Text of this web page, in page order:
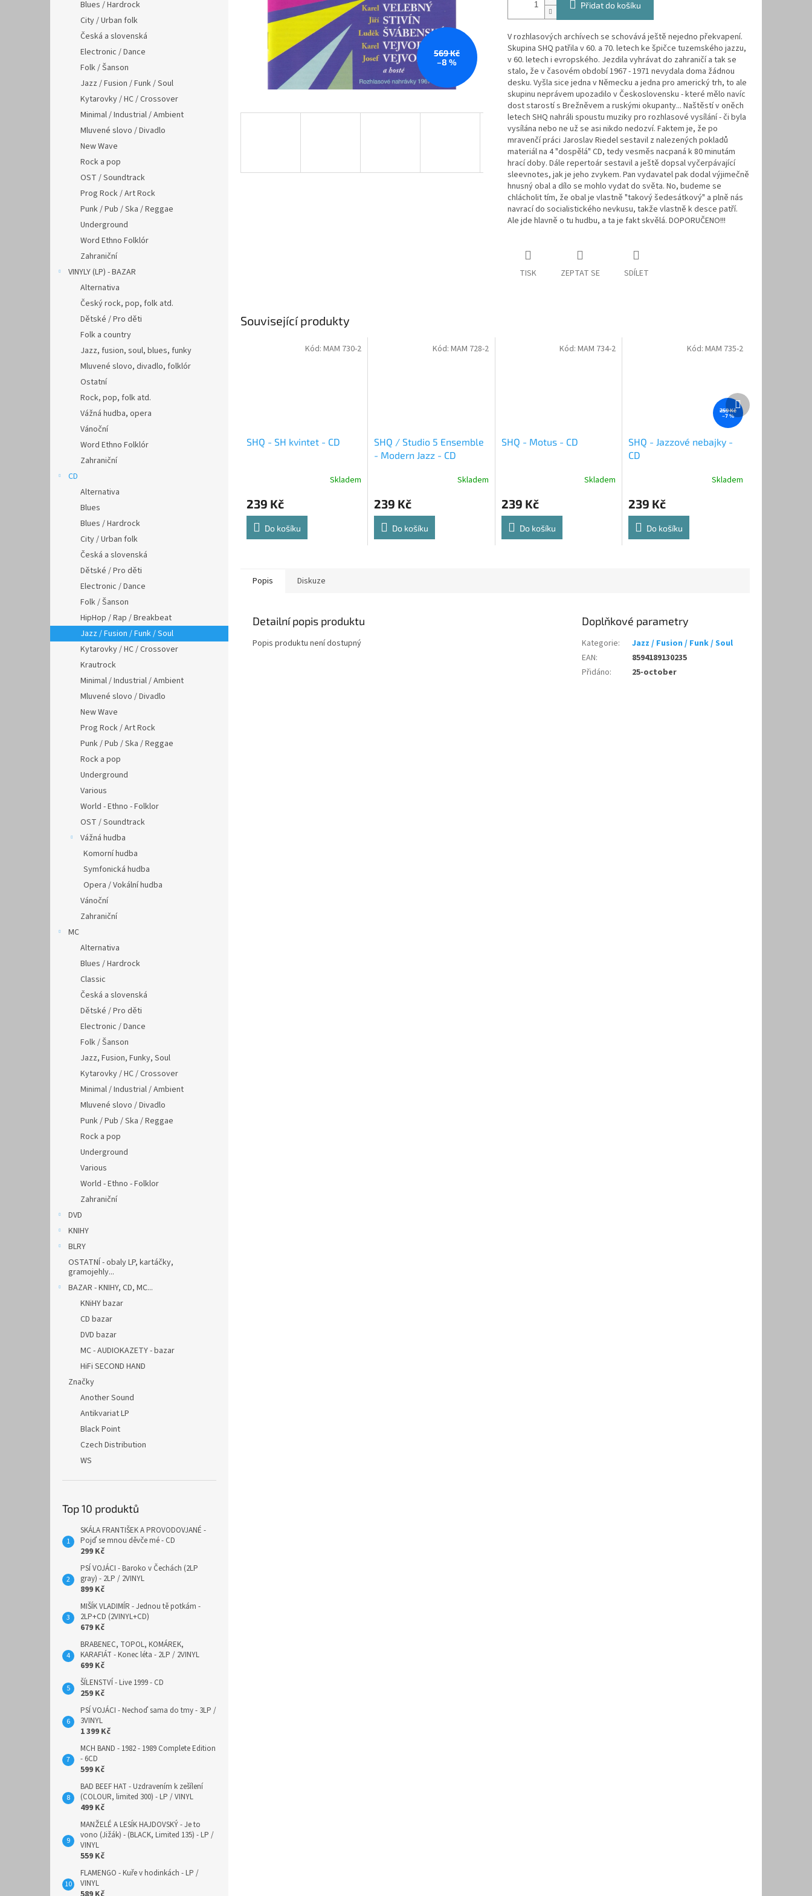
Blues / Hardrock
City / Urban folk
Česká a slovenská
Electronic / Dance
Folk / Šanson
Jazz / Fusion / Funk / Soul
Kytarovky / HC / Crossover
Minimal / Industrial / Ambient
Mluvené slovo / Divadlo
New Wave
Rock a pop
OST / Soundtrack
Prog Rock / Art Rock
Punk / Pub / Ska / Reggae
Underground
Word Ethno Folklór
Zahraniční
VINYLY (LP) - BAZAR
Alternativa
Český rock, pop, folk atd.
Dětské / Pro děti
Folk a country
Jazz, fusion, soul, blues, funky
Mluvené slovo, divadlo, folklór
Ostatní
Rock, pop, folk atd.
Vážná hudba, opera
Vánoční
Word Ethno Folklór
Zahraniční
CD
Alternativa
Blues
Blues / Hardrock
City / Urban folk
Česká a slovenská
Dětské / Pro děti
Electronic / Dance
Folk / Šanson
HipHop / Rap / Breakbeat
Jazz / Fusion / Funk / Soul
Kytarovky / HC / Crossover
Krautrock
Minimal / Industrial / Ambient
Mluvené slovo / Divadlo
New Wave
Prog Rock / Art Rock
Punk / Pub / Ska / Reggae
Rock a pop
Underground
Various
World - Ethno - Folklor
OST / Soundtrack
Vážná hudba
Komorní hudba
Symfonická hudba
Opera / Vokální hudba
Vánoční
Zahraniční
MC
Alternativa
Blues / Hardrock
Classic
Česká a slovenská
Dětské / Pro děti
Electronic / Dance
Folk / Šanson
Jazz, Fusion, Funky, Soul
Kytarovky / HC / Crossover
Minimal / Industrial / Ambient
Mluvené slovo / Divadlo
Punk / Pub / Ska / Reggae
Rock a pop
Underground
Various
World - Ethno - Folklor
Zahraniční
DVD
KNIHY
BLRY
OSTATNÍ - obaly LP, kartáčky,
gramojehly...
BAZAR - KNIHY, CD, MC...
KNiHY bazar
CD bazar
DVD bazar
MC - AUDIOKAZETY - bazar
HiFi SECOND HAND
Značky
Another Sound
Antikvariat LP
Black Point
Czech Distribution
WS
Top 10 produktů
SKÁLA FRANTIŠEK A PROVODOVJANÉ -
Pojď se mnou děvče mé - CD
299 Kč
PSÍ VOJÁCI - Baroko v Čechách (2LP
gray) - 2LP / 2VINYL
899 Kč
MIŠÍK VLADIMÍR - Jednou tě potkám -
2LP+CD (2VINYL+CD)
679 Kč
BRABENEC, TOPOL, KOMÁREK,
KARAFIÁT - Konec léta - 2LP / 2VINYL
699 Kč
ŠÍLENSTVÍ - Live 1999 - CD
259 Kč
PSÍ VOJÁCI - Nechoď sama do tmy - 3LP /
3VINYL
1 399 Kč
MCH BAND - 1982 - 1989 Complete Edition
- 6CD
599 Kč
BAD BEEF HAT - Uzdravením k zešílení
(COLOUR, limited 300) - LP / VINYL
499 Kč
MANŽELÉ A LESÍK HAJDOVSKÝ - Je to
vono (Jižák) - (BLACK, Limited 135) - LP /
VINYL
559 Kč
FLAMENGO - Kuře v hodinkách - LP /
VINYL
569 Kč
–8 %
Přidat do košíku
V rozhlasových archívech se schovává ještě nejedno překvapení.
Skupina SHQ patřila v 60. a 70. letech ke špičce tuzemského jazzu,
v 60. letech i evropského. Jezdila vyhrávat do zahraničí a tak se
stalo, že v časovém období 1967 - 1971 nevydala doma žádnou
desku. Vyšla sice jedna v Německu a jedna pro americký trh, to ale
skupinu neprávem upozadilo v Československu - které mělo navíc
dost starostí s Brežněvem a ruskými okupanty... Naštěstí v oněch
letech SHQ nahráli spoustu muziky pro rozhlasové vysílání - či byla
vysílána nebo ne už se asi nikdo nedozví. Faktem je, že po
mravenčí práci Jaroslav Riedel sestavil z nalezených pokladů
materiál na 4 "dospělá" CD, tedy vesměs nacpaná k 80 minutám
hrací doby. Dále repertoár sestavil a ještě dopsal vyčerpávající
sleevnotes, jak je jeho zvykem. Pan vydavatel pak dodal výjimečně
hnusný obal a dílo se mohlo vydat do světa. No, budeme se
chlácholit tím, že obal je vlastně "takový šedesátkový" a plně nás
navrací do socialistického nevkusu, takže vlastně k desce patří.
Ale jde hlavně o tu hudbu, a ta je fakt skvělá. DOPORUČENO!!!
TISK ZEPTAT SE SDÍLET
Související produkty
SHQ - SH kvintet - CD
Skladem
239 Kč
Do košíku
Kód: MAM 730-2
SHQ / Studio 5 Ensemble
- Modern Jazz - CD
Skladem
239 Kč
Do košíku
Kód: MAM 728-2
SHQ - Motus - CD
Skladem
239 Kč
Do košíku
Kód:MAM 734-2
259 Kč
–7 %
SHQ - Jazzové nebajky -
CD
Skladem
239 Kč
Do košíku
Kód: MAM 735-2
Další
produkt
Popis Diskuze
Detailní popis produktu
Popis produktu není dostupný
Doplňkové parametry
Kategorie:
Jazz / Fusion / Funk / Soul
EAN:
8594189130235
Přidáno: 25-october